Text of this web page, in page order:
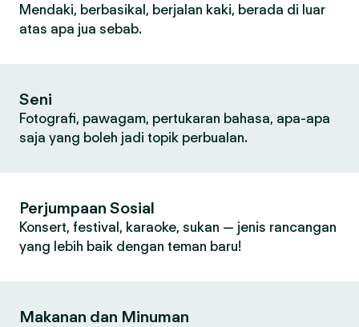
Mendaki, berbasikal, berjalan kaki, berada di luar
atas apa jua sebab.
Seni
Fotografi, pawagam, pertukaran bahasa, apa-apa
saja yang boleh jadi topik perbualan.
Perjumpaan Sosial
Konsert, festival, karaoke, sukan — jenis rancangan
yang lebih baik dengan teman baru!
Makanan dan Minuman